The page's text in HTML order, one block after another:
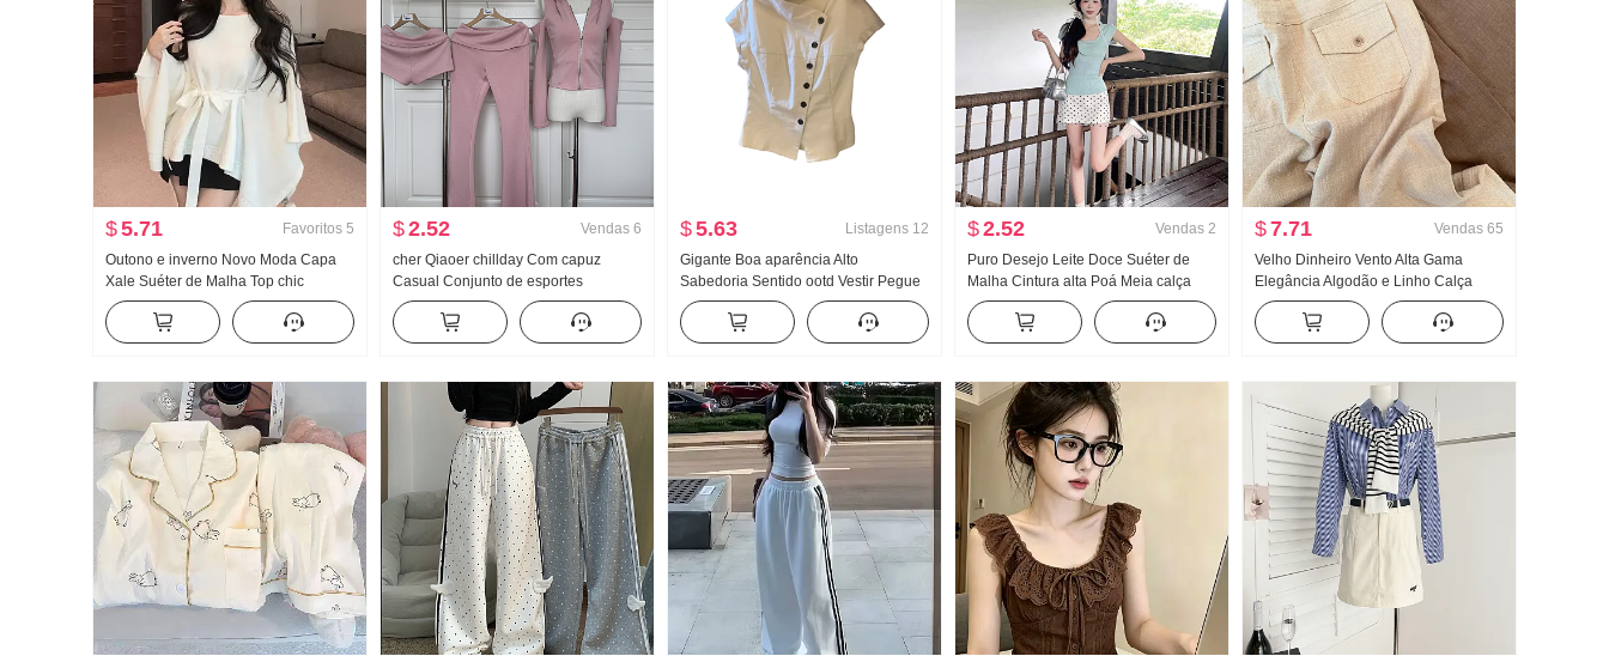
$5.71 Favoritos 5
Outono e inverno Novo Moda Capa
Xale Suéter de Malha Top chic
Relaxamento Sentido Ambiente
Sentido Reunião Uso externo Casaco
de camisola
$2.52 Vendas 6
cher Qiaoer chillday Com capuz
Casual Conjunto de esportes
Feminino Primavera Ombro de Fora
Casaco Calça boca de sino Conjunto
de três peças
$5.63 Listagens 12
Gigante Boa aparência Alto
Sabedoria Sentido ootd Vestir Pegue
Um conjunto completo 2026 Novo
Irregular Jeans Saia Mulher Verão
Conjunto
$2.52 Vendas 2
Puro Desejo Leite Doce Suéter de
Malha Cintura alta Poá Meia calça
Saia curta Para pessoas baixas Han
Departamento Dopamina Beleza
incrível Vestir Pegue Um conjunto
$7.71 Vendas 65
Velho Dinheiro Vento Alta Gama
Elegância Algodão e Linho Calça
casual Feminino Primavera Verão
2026 Novo Solto Efeito emagrecedor
Leve e fino Calças retas